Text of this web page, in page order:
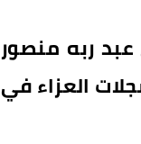
عبد ربه منصور
العزاء في